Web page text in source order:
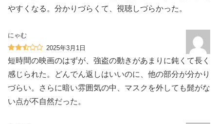
やすくなる。分かりづらくて、視聴しづらかった。
にゃむ
2025年3月1日
短時間の映画のはずが、強盗の動きがあまりに鈍くて長く
感じられた。どんでん返しはいいのに、他の部分が分かり
づらい。さらに暗い雰囲気の中、マスクを外しても髭がな
い点が不自然だった。